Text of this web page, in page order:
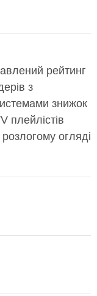
рейтинг
з
знижок
плейлістів
огляді